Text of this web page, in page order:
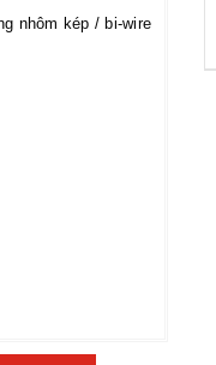
nhôm kép / bi-wire